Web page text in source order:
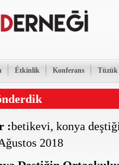
Étkinlik Konferans Tüzük
:betikevi, konya
2018